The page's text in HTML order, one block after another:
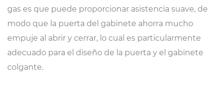
gas es que puede proporcionar asistencia suave, de
modo que la puerta del gabinete ahorra mucho
empuje al abrir y cerrar, lo cual es particularmente
adecuado para el diseño de la puerta y el gabinete
colgante.